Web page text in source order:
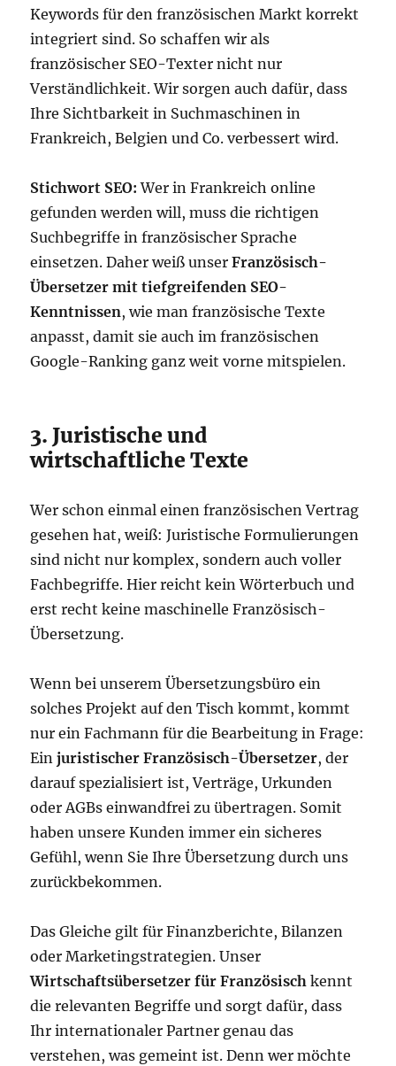
Keywords für den französischen Markt korrekt
integriert sind. So schaffen wir als
französischer SEO-Texter nicht nur
Verständlichkeit. Wir sorgen auch dafür, dass
Ihre Sichtbarkeit in Suchmaschinen in
Frankreich, Belgien und Co. verbessert wird.
Stichwort SEO: Wer in Frankreich online
gefunden werden will, muss die richtigen
Suchbegriffe in französischer Sprache
einsetzen. Daher weiß unserFranzösisch-
Übersetzer mit tiefgreifenden SEO-
Kenntnissen, wie man französische Texte
anpasst, damit sie auch im französischen
Google-Ranking ganz weit vorne mitspielen.
3. Juristische und
wirtschaftliche Texte
Wer schon einmal einen französischen Vertrag
gesehen hat, weiß: Juristische Formulierungen
sind nicht nur komplex, sondern auch voller
Fachbegriffe. Hier reicht kein Wörterbuch und
erst recht keine maschinelle Französisch-
Übersetzung.
Wenn bei unserem Übersetzungsbüro ein
solches Projekt auf den Tisch kommt, kommt
nur ein Fachmann für die Bearbeitung in Frage:
Einjuristischer Französisch-Übersetzer, der
darauf spezialisiert ist, Verträge, Urkunden
oder AGBs einwandfrei zu übertragen. Somit
haben unsere Kunden immer ein sicheres
Gefühl, wenn Sie Ihre Übersetzung durch uns
zurückbekommen.
Das Gleiche gilt für Finanzberichte, Bilanzen
oder Marketingstrategien. Unser
Wirtschaftsübersetzer für Französisch kennt
die relevanten Begriffe und sorgt dafür, dass
Ihr internationaler Partner genau das
verstehen, was gemeint ist. Denn wer möchte